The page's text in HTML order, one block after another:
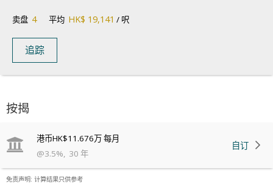
按揭
港币HK$11.676万每月
@3.5%, 30 年
自订
免责声明: 计算结果只供参考
卖盘 4 平均 HK$ 19,141 / 呎
追踪